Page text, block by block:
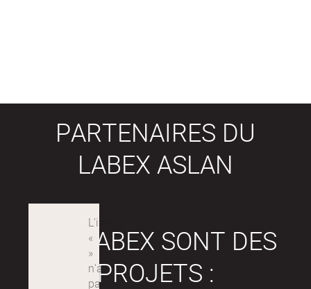
PARTENAIRES DU
LABEX ASLAN
LES LABEX SONT DES
PROJETS :